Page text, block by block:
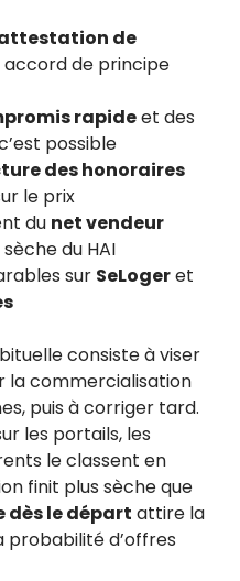
de
accord de principe
rapideet des
possible
des honoraires
le prix
du net vendeur
du HAI
sur SeLogeret
consiste à viser
la commercialisation
puis à corriger tard.
les portails, les
le classent en
finit plus sèche que
dès le départ attire la
probabilité d’offres